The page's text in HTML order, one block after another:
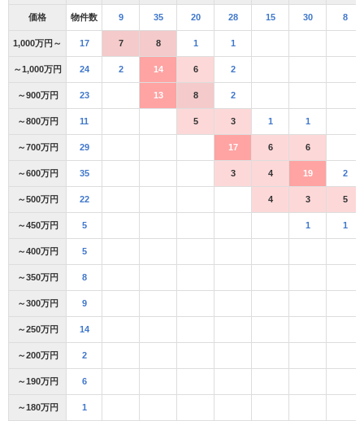
価格 物件数 9 35 20 28 15 30 8
1,000万円～ 17 7 8 1 1
～1,000万円 24 2 14 6 2
～900万円 23 13 8 2
～800万円 11 5 3 1 1
～700万円 29 17 6 6
～600万円 35 3 4 19 2
～500万円 22 4 3 5
～450万円 5 1 1
～400万円 5
～350万円 8
～300万円 9
～250万円 14
～200万円 2
～190万円 6
～180万円 1